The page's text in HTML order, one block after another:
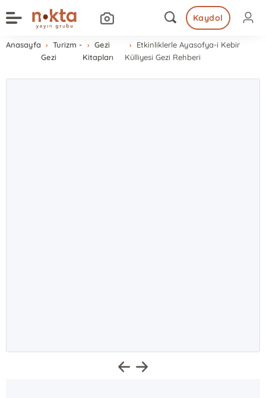
Kaydol
Anasayfa
Turizm -
Gezi
Gezi
Kitapları
Etkinliklerle Ayasofya-i Kebir
Külliyesi Gezi Rehberi